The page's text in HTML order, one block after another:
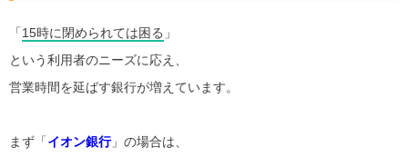
「15時に閉められては困る 」
という利用者のニーズに応え、
営業時間を延ばす銀行が増えています。
まず「イオン銀行」の場合は、